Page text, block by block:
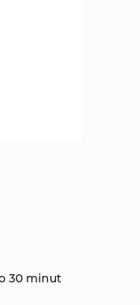
30 minut